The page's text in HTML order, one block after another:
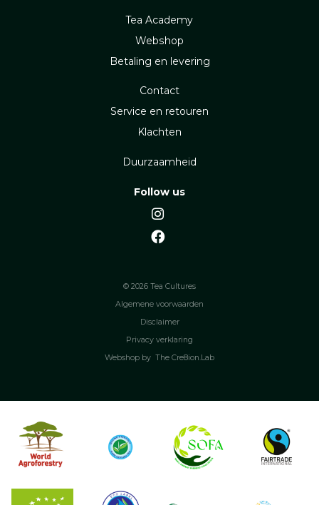
Tea Academy
Webshop
Betaling en levering
Contact
Service en retouren
Klachten
Duurzaamheid
Follow us
© 2026 Tea Cultures
Algemene voorwaarden
Disclaimer
Privacy verklaring
Webshop by The Cre8ion.Lab